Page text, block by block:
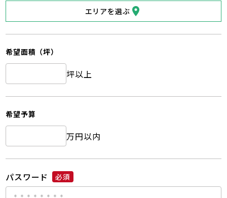
エリアを選ぶ
希望面積（坪）
坪以上
希望予算
万円以内
パスワード 必須